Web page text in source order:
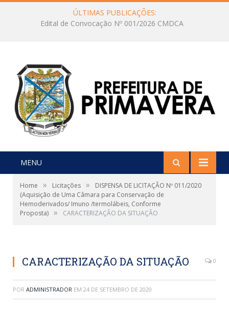
ÚLTIMAS PUBLICAÇÕES:
Edital de Convocação Nº 001/2026 CMDCA
MENU
Home » Licitações »
DISPENSA DE LICITAÇÃO Nº 011/2020
(Aquisição de Uma Câmara para Conservação de
Hemoderivados/ Imuno /termolábeis, Conforme
Proposta) » CARACTERIZAÇÃO DA SITUAÇÃO
CARACTERIZAÇÃO DA SITUAÇÃO 0
POR ADMINISTRADOR EM 24 DE SETEMBRO DE 2020